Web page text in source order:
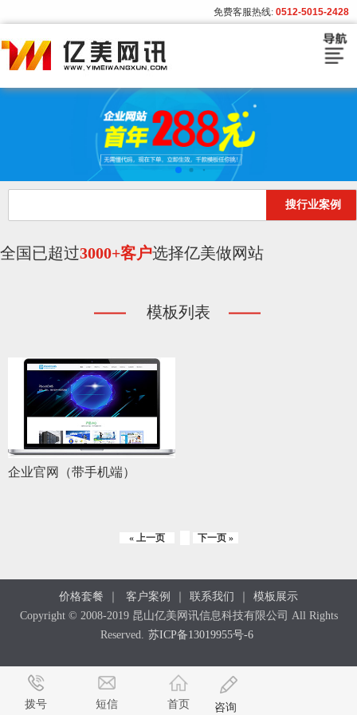
免费客服热线: 0512-5015-2428
模板展示
搜行业案例
全国已超过3000+客户选择亿美做网站
模板列表
企业官网（带手机端）
« 上一页 下一页 »
价格套餐 ｜ 客户案例 ｜ 联系我们 ｜
模板展示
Copyright © 2008-2019 昆山亿美网讯信息科技有限公司 All Rights
Reserved.
苏ICP备13019955号-6
拨号 短信 首页 咨询